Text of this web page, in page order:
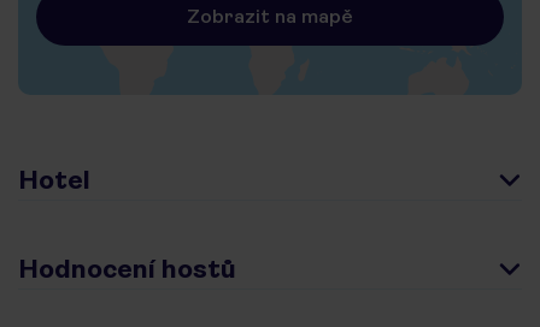
Zobrazit na mapě
Hotel
Hodnocení hostů